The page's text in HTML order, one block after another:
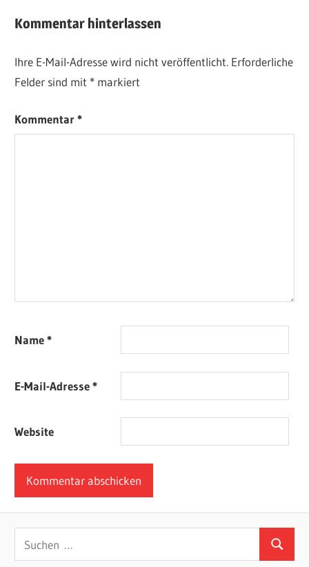
Kommentar hinterlassen
Ihre E-Mail-Adresse wird nicht veröffentlicht. Erforderliche
Felder sind mit * markiert
Kommentar*
Name*
E-Mail-Adresse*
Website
nach:
Suchen